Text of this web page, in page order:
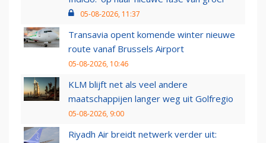
05-08-2026, 11:37
Transavia opent komende winter nieuwe
route vanaf Brussels Airport
05-08-2026, 10:46
KLM blijft net als veel andere
maatschappijen langer weg uit Golfregio
05-08-2026, 9:00
Riyadh Air breidt netwerk verder uit: